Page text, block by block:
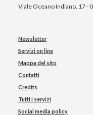
Viale Oceano Indiano, 17 -
Newsletter
Servizi on line
Mappa del sito
Contatti
Credits
Tutti i servizi
Social media policy